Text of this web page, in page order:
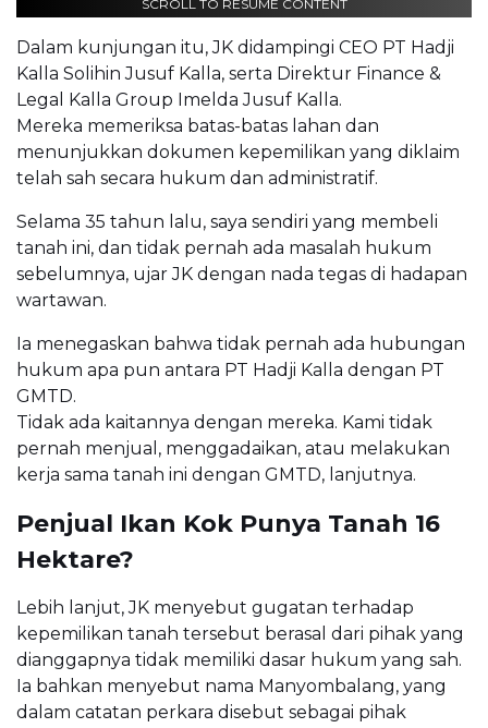
SCROLL TO RESUME CONTENT
Dalam kunjungan itu, JK didampingi CEO PT Hadji
Kalla Solihin Jusuf Kalla, serta Direktur Finance &
Legal Kalla Group Imelda Jusuf Kalla.
Mereka memeriksa batas-batas lahan dan
menunjukkan dokumen kepemilikan yang diklaim
telah sah secara hukum dan administratif.
Selama 35 tahun lalu, saya sendiri yang membeli
tanah ini, dan tidak pernah ada masalah hukum
sebelumnya, ujar JK dengan nada tegas di hadapan
wartawan.
Ia menegaskan bahwa tidak pernah ada hubungan
hukum apa pun antara PT Hadji Kalla dengan PT
GMTD.
Tidak ada kaitannya dengan mereka. Kami tidak
pernah menjual, menggadaikan, atau melakukan
kerja sama tanah ini dengan GMTD, lanjutnya.
Penjual Ikan Kok Punya Tanah 16
Hektare?
Lebih lanjut, JK menyebut gugatan terhadap
kepemilikan tanah tersebut berasal dari pihak yang
dianggapnya tidak memiliki dasar hukum yang sah.
Ia bahkan menyebut nama Manyombalang, yang
dalam catatan perkara disebut sebagai pihak